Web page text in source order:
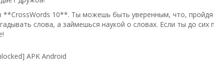
**CrossWords 10**. Ты можешь быть уверенным, что, пройдя
слова, а займешься наукой о словах. Если ты до сих
APK Android